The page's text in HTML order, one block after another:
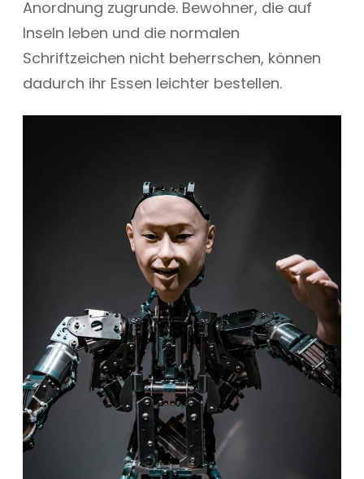
Anordnung zugrunde. Bewohner, die auf
Inseln leben und die normalen
Schriftzeichen nicht beherrschen, können
dadurch ihr Essen leichter bestellen.